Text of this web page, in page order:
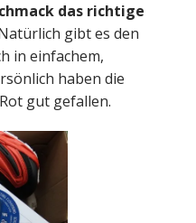
das richtige
gibt es den
in einfachem,
haben die
gut gefallen.